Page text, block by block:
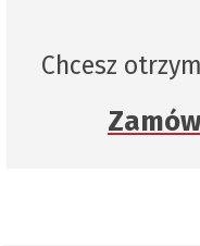
Chcesz